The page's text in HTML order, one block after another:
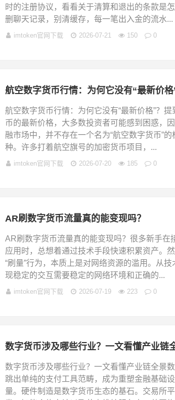
时的注册协议，看看关于清算和退出的条款是
删聊天记录，别清缓存，每一笔出入金的流水...
imtoken官网下载 2026-07-21 150 0
航空数字货币行情：为何它没有“最新价格
航空数字货币行情：为何它没有“最新价格”？提
币的最新价格，大多数投资者可能感到困惑，
融市场中，并不存在一个名为“航空数字货币”的
种。许多打着航空旗号的加密货币项目，...
imtoken官网下载 2026-07-20 185 0
AR刷数字货币流量真的能变现吗？
AR刷数字货币流量真的能变现吗？很多新手在
应用时，总想着通过技术手段快速积累资产。
“刷量”行为，本质上是对网络资源的滥用。从技
现稳定的交互需要稳定的网络环境和正确的...
imtoken官网下载 2026-07-19 223 0
数字货币涉及哪些行业？一文看懂产业链
数字货币涉及哪些行业？一文看懂产业链全景
跳出单纯的支付工具范畴，成为重塑金融基础
量。硬件制造是数字货币生态的基石。交易所